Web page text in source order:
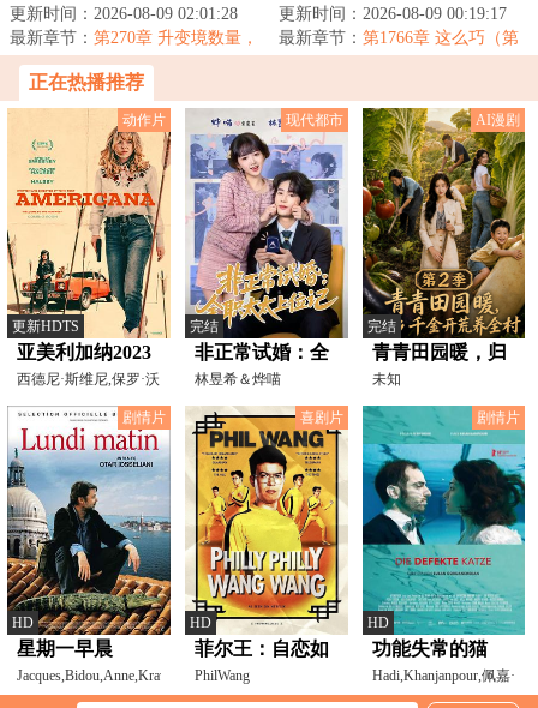
人物，都只能在噩梦中挣扎。时
安踏入噩梦的深...
更新时间：2026-08-09 02:01:28
最新章节： 第270章 升变境数量，
进军风啸大区（4K）
能力！杀死一条金鱼，游泳+！杀
死一只蝙蝠，...
更新时间：2026-08-09 00:19:17
最新章节： 第1766章 这么巧（第
正在热播推荐
动作片
更新HDTS
亚美利加纳2023
西德尼·斯维尼,保罗·沃
尔特·豪泽,扎恩·
现代都市
完结
非正常试婚：全
职太太上位记
林昱希＆烨喵
AI漫剧
完结
青青田园暖，归
乡千金开荒养全
村第二季
未知
剧情片
HD
星期一早晨
Jacques,Bidou,Anne,Kravz-
Tarnavsky,Narda
喜剧片
HD
菲尔王：自恋如
我
PhilWang
剧情片
HD
功能失常的猫
Hadi,Khanjanpour,佩嘉·
费多尼,Henrike,vo